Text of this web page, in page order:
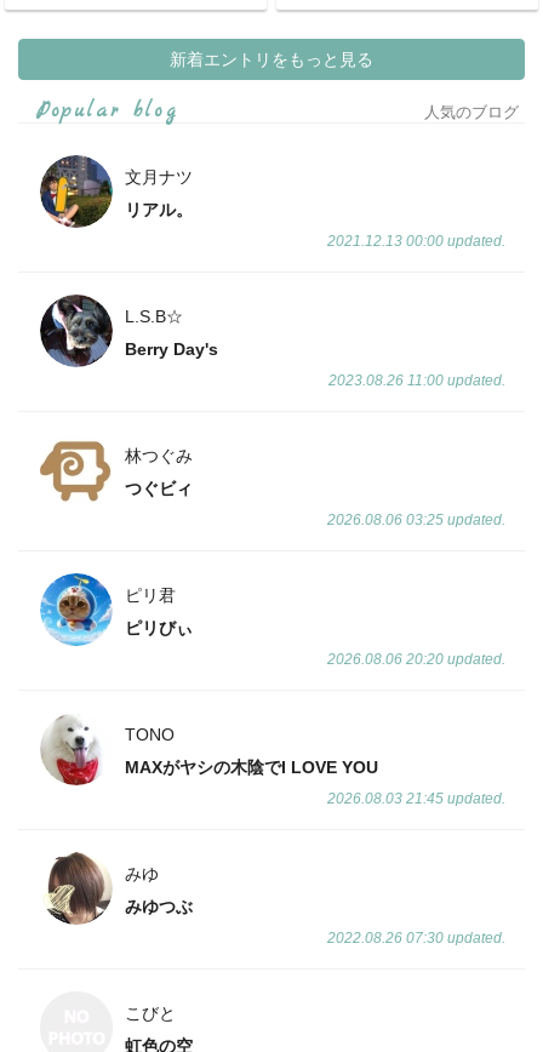
新着エントリをもっと見る
Popular blog 人気のブログ
文月ナツ
リアル。
2021.12.13 00:00 updated.
L.S.B☆
Berry Day's
2023.08.26 11:00 updated.
林つぐみ
つぐビィ
2026.08.06 03:25 updated.
ピリ君
ピリびぃ
2026.08.06 20:20 updated.
TONO
MAXがヤシの木陰でI LOVE YOU
2026.08.03 21:45 updated.
みゆ
みゆつぶ
2022.08.26 07:30 updated.
こびと
虹色の空